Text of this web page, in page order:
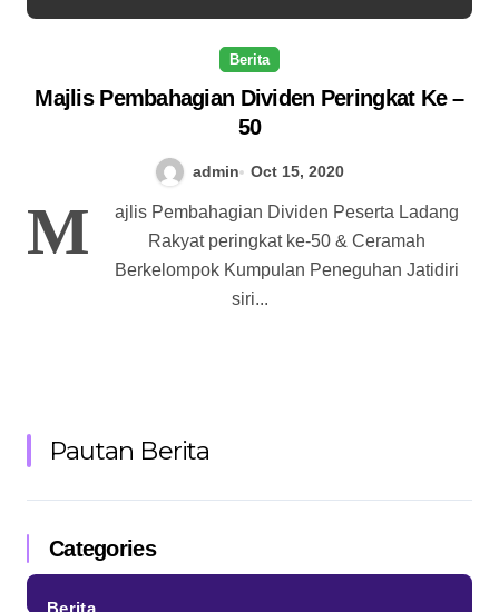
Berita
Majlis Pembahagian Dividen Peringkat Ke –
50
admin Oct 15, 2020
M
ajlis Pembahagian Dividen Peserta Ladang
Rakyat peringkat ke-50 & Ceramah
Berkelompok Kumpulan Peneguhan Jatidiri
siri...
Pautan Berita
Categories
Berita